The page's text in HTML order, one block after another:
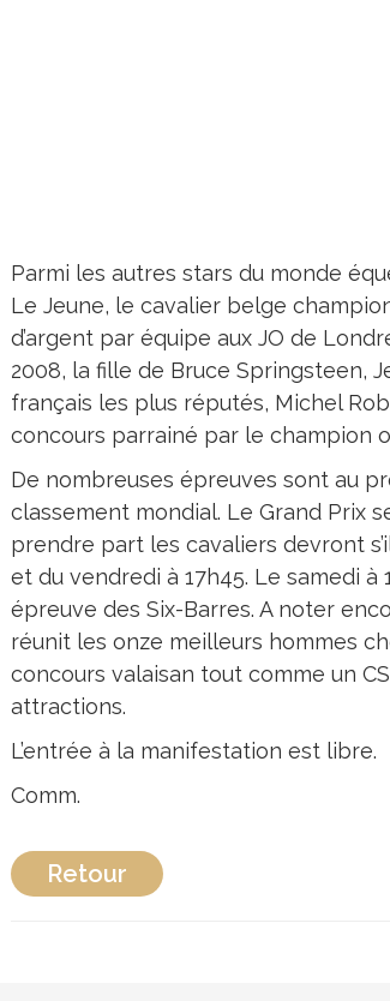
Parmi les autres stars du monde
Le Jeune, le cavalier belge
d’argent par équipe aux JO de
2008, la fille de Bruce Springsteen,
français les plus réputés, Michel
concours parrainé par le champion
De nombreuses épreuves sont au
classement mondial. Le Grand Prix
prendre part les cavaliers devront
et du vendredi à 17h45. Le samedi à
épreuve des Six-Barres. A noter
réunit les onze meilleurs hommes
concours valaisan tout comme un
attractions.
L’entrée à la manifestation est libre.
Comm.
Retour